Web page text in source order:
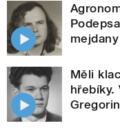
Měli
hřebíky.